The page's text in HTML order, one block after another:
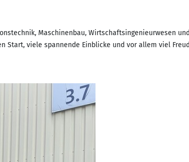
Maschinenbau, Wirtschaftsingenieurwesen
viele spannende Einblicke und vor allem viel